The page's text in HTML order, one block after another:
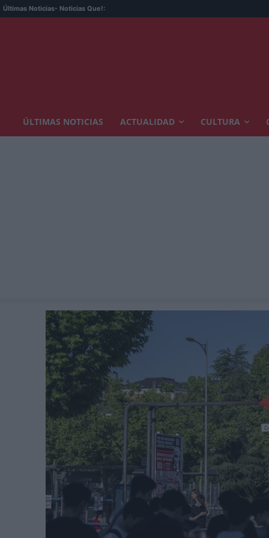
Últimas Noticias- Noticias Que!:
ÚLTIMAS NOTICIAS ACTUALIDAD CULTURA